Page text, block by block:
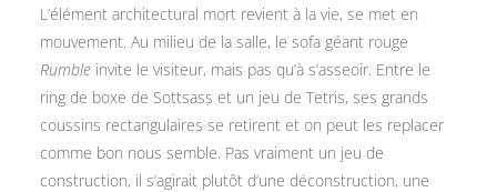
L’élément architectural mort revient à la vie, se met en
mouvement. Au milieu de la salle, le sofa géant rouge
Rumble invite le visiteur, mais pas qu’à s’asseoir. Entre le
ring de boxe de Sottsass et un jeu de Tetris, ses grands
coussins rectangulaires se retirent et on peut les replacer
comme bon nous semble. Pas vraiment un jeu de
construction, il s’agirait plutôt d’une déconstruction, une